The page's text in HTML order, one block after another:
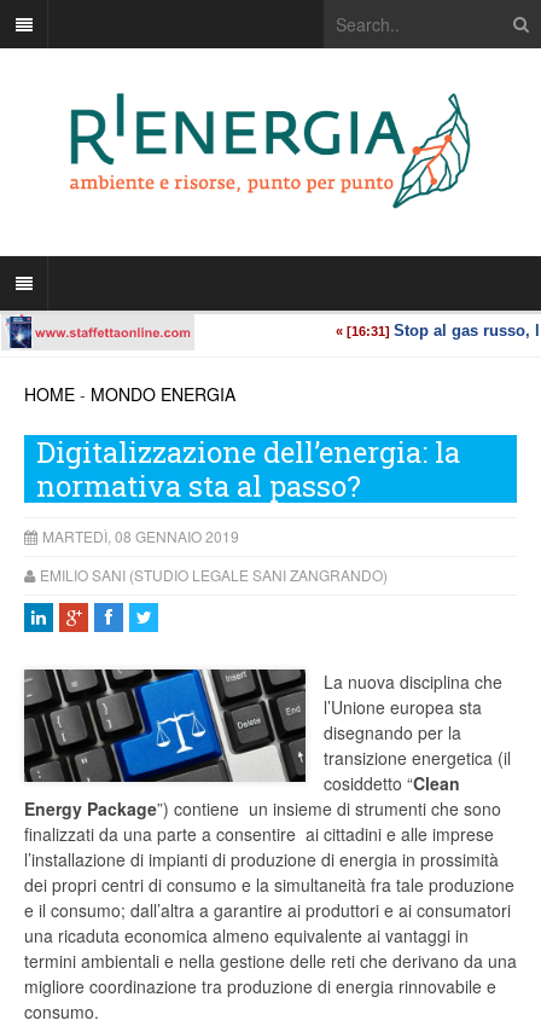
HOME - MONDO ENERGIA
Digitalizzazione dell’energia: la
normativa sta al passo?
MARTEDÌ, 08 GENNAIO 2019
EMILIO SANI (STUDIO LEGALE SANI ZANGRANDO)
La nuova disciplina che
l’Unione europea sta
disegnando per la
transizione energetica (il
cosiddetto “Clean
Energy Package”) contiene un insieme di strumenti che sono
finalizzati da una parte a consentire ai cittadini e alle imprese
l’installazione di impianti di produzione di energia in prossimità
dei propri centri di consumo e la simultaneità fra tale produzione
e il consumo; dall’altra a garantire ai produttori e ai consumatori
una ricaduta economica almeno equivalente ai vantaggi in
termini ambientali e nella gestione delle reti che derivano da una
migliore coordinazione tra produzione di energia rinnovabile e
consumo.